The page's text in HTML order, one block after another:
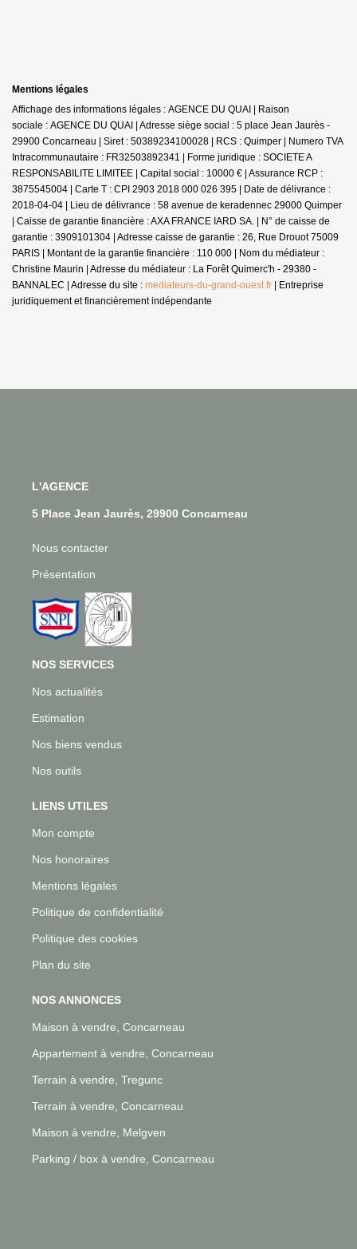
Mentions légales
Affichage des informations légales : AGENCE DU QUAI | Raison
sociale : AGENCE DU QUAI | Adresse siège social : 5 place Jean Jaurès -
29900 Concarneau | Siret : 50389234100028 | RCS : Quimper | Numero TVA
Intracommunautaire : FR32503892341 | Forme juridique : SOCIETE A
RESPONSABILITE LIMITEE | Capital social : 10000 € | Assurance RCP :
3875545004 | Carte T : CPI 2903 2018 000 026 395 | Date de délivrance :
2018-04-04 | Lieu de délivrance : 58 avenue de keradennec 29000 Quimper
| Caisse de garantie financière : AXA FRANCE IARD SA. | N° de caisse de
garantie : 3909101304 | Adresse caisse de garantie : 26, Rue Drouot 75009
PARIS | Montant de la garantie financière : 110 000 | Nom du médiateur :
Christine Maurin | Adresse du médiateur : La Forêt Quimerc'h - 29380 -
BANNALEC | Adresse du site : mediateurs-du-grand-ouest.fr | Entreprise
juridiquement et financièrement indépendante
L'AGENCE
5 Place Jean Jaurès, 29900 Concarneau
Nous contacter
Présentation
NOS SERVICES
Nos actualités
Estimation
Nos biens vendus
Nos outils
LIENS UTILES
Mon compte
Nos honoraires
Mentions légales
Politique de confidentialité
Politique des cookies
Plan du site
NOS ANNONCES
Maison à vendre, Concarneau
Appartement à vendre, Concarneau
Terrain à vendre, Tregunc
Terrain à vendre, Concarneau
Maison à vendre, Melgven
Parking / box à vendre, Concarneau